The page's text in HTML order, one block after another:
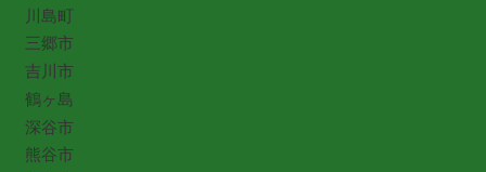
川島町
三郷市
吉川市
鶴ヶ島
深谷市
熊谷市